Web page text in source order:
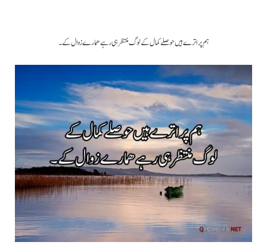
ہم پر اترے ہیں حوصلے کمال کے لوگ منتظر ہی رہے ھمارے زوال کے۔